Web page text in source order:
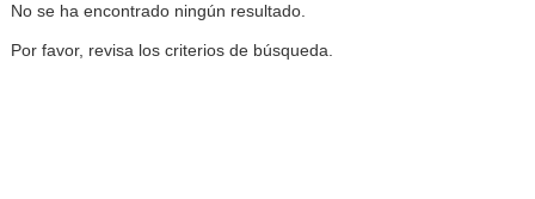
No se ha encontrado ningún resultado.
Por favor, revisa los criterios de búsqueda.